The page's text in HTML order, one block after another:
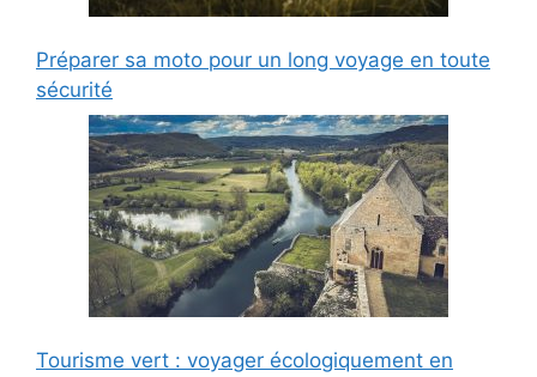
Préparer sa moto pour un long voyage en toute
sécurité
Tourisme vert : voyager écologiquement en